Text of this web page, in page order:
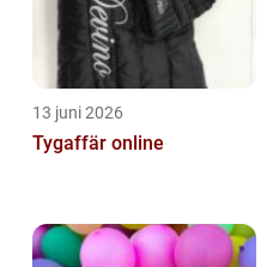
13 juni 2026
Tygaffär online